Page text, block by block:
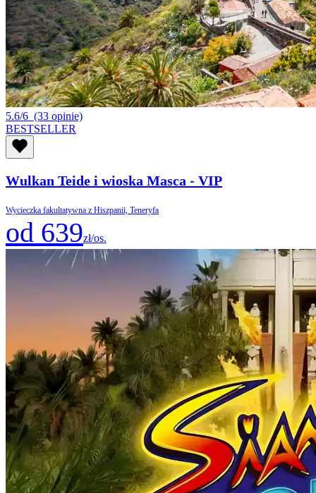
5.6/6 (33 opinie)
BESTSELLER
Wulkan Teide i wioska Masca - VIP
Wycieczka fakultatywna z Hiszpanii, Teneryfa
od 639zł/os.